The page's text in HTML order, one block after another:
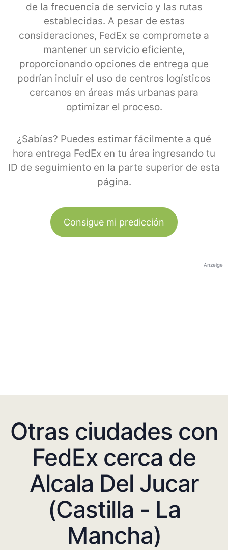
de la frecuencia de servicio y las rutas
establecidas. A pesar de estas
consideraciones, FedEx se compromete a
mantener un servicio eficiente,
proporcionando opciones de entrega que
podrían incluir el uso de centros logísticos
cercanos en áreas más urbanas para
optimizar el proceso.
¿Sabías? Puedes estimar fácilmente a qué
hora entrega FedEx en tu área ingresando tu
ID de seguimiento en la parte superior de esta
página.
Consigue mi predicción
Anzeige
Otras ciudades con
FedEx cerca de
Alcala Del Jucar
(Castilla - La
Mancha)